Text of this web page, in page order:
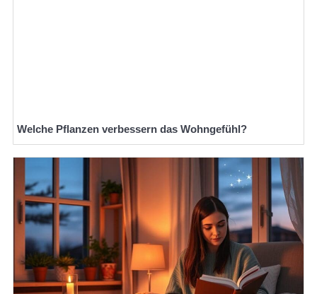
Welche Pflanzen verbessern das Wohngefühl?